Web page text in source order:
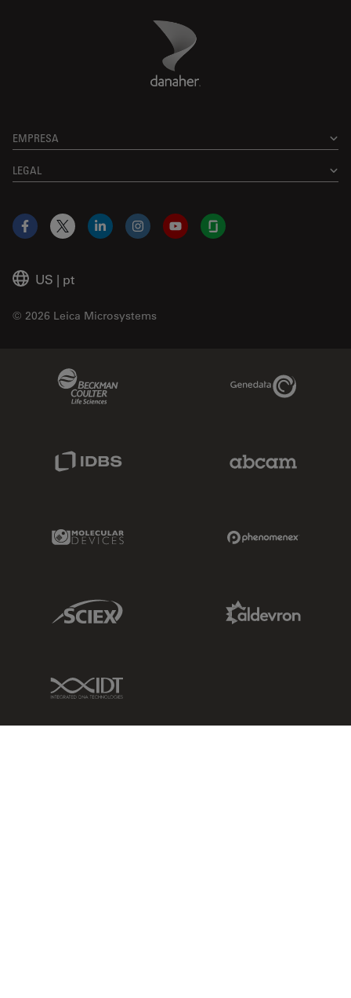
Danaher Logo
EMPRESA
LEGAL
US | pt
© 2026 Leica Microsystems
Facebook
X LinkedInInstagramYouTubeGlassdoor
Genedata Link
Molecular Devices Link
Sciex Link
IDT Link